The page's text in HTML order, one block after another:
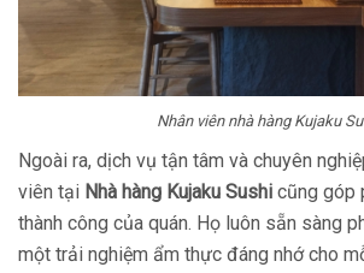
Nhân viên nhà hàng Kujaku
Ngoài ra, dịch vụ tận tâm và chuyên
viên tại Nhà hàng Kujaku Sushi cũng góp
thành công của quán. Họ luôn sẵn sàng
một trải nghiệm ẩm thực đáng nhớ cho